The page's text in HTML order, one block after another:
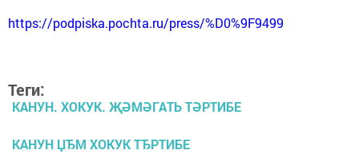
https://podpiska.pochta.ru/press/%D0%9F9499
Теги:
КАНУН. ХОКУК. ҖӘМӘГАТЬ ТӘРТИБЕ
КАНУН ЏЂМ ХОКУК ТЂРТИБЕ